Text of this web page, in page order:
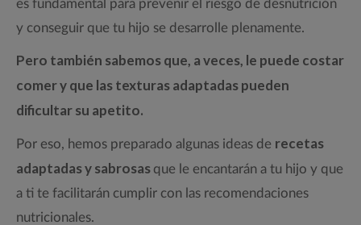
es fundamental para prevenir el riesgo de desnutrición
y conseguir que tu hijo se desarrolle plenamente.
Pero también sabemos que, a veces, le puede costar
comer y que las texturas adaptadas pueden
dificultar su apetito.
Por eso, hemos preparado algunas ideas de recetas
adaptadas y sabrosas que le encantarán a tu hijo y que
a ti te facilitarán cumplir con las recomendaciones
nutricionales.